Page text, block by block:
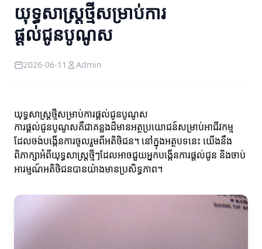
យុទ្ធសាស្ត្រថ្មីសម្រាប់ការ
ផ្តល់ជូនបូណូស
2026-06-11 Admin
យុទ្ធសាស្ត្រថ្មីសម្រាប់ការផ្តល់ជូនបូណូស
ការផ្តល់ជូនបូណូសគឺជាគន្លងដ៏មានអត្ថប្រយោជន៍សម្រាប់អាជីវកម្ម
ដែលចង់បង្កើនការចូលរួមពីអតិថិជន។ នៅក្នុងអត្ថបទនេះ យើងនឹង
ពិភាក្សាអំពីយុទ្ធសាស្ត្រថ្មីៗដែលអាចជួយអ្នកបង្កើនការផ្តល់ជូន និងចាប់
អារម្មណ៍អតិថិជនបានយ៉ាងមានប្រសិទ្ធភាព។